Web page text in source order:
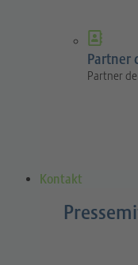
Partner
Partner
Kontakt